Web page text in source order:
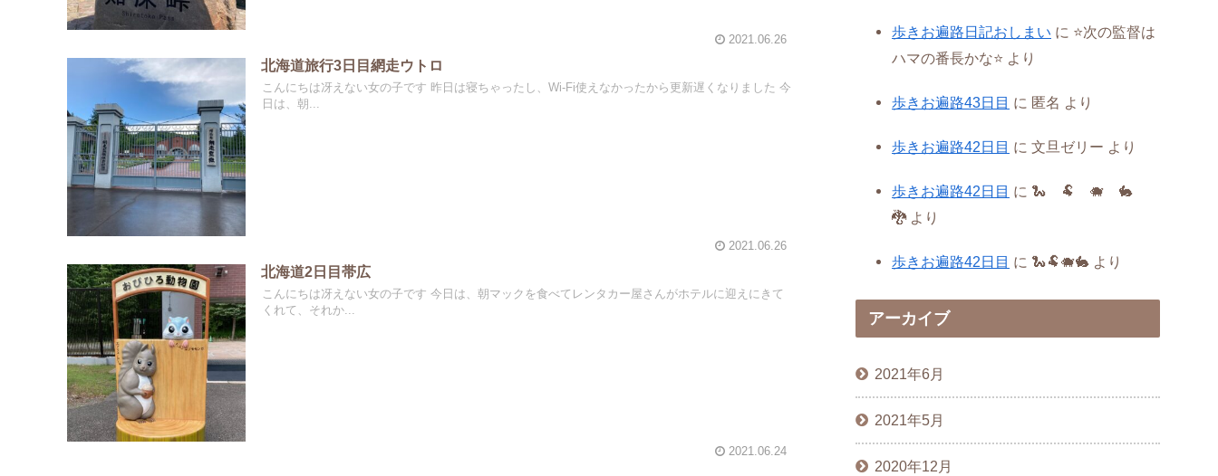
2021.06.26
北海道旅行3日目網走ウトロ
こんにちは冴えない女の子です 昨日は寝ちゃったし、Wi-Fi使えなかったから更新遅くなりました 今
日は、朝...
2021.06.26
北海道2日目帯広
こんにちは冴えない女の子です 今日は、朝マックを食べてレンタカー屋さんがホテルに迎えにきて
くれて、それか...
2021.06.24
歩きお遍路日記おしまい に ⭐️次の監督は
ハマの番長かな⭐️ より
歩きお遍路43日目 に 匿名 より
歩きお遍路42日目 に 文旦ゼリー より
歩きお遍路42日目 に 🐍 🐏 🐗 🐇
🐉より
歩きお遍路42日目 に 🐍🐏🐗🐇 より
アーカイブ
2021年6月
2021年5月
2020年12月